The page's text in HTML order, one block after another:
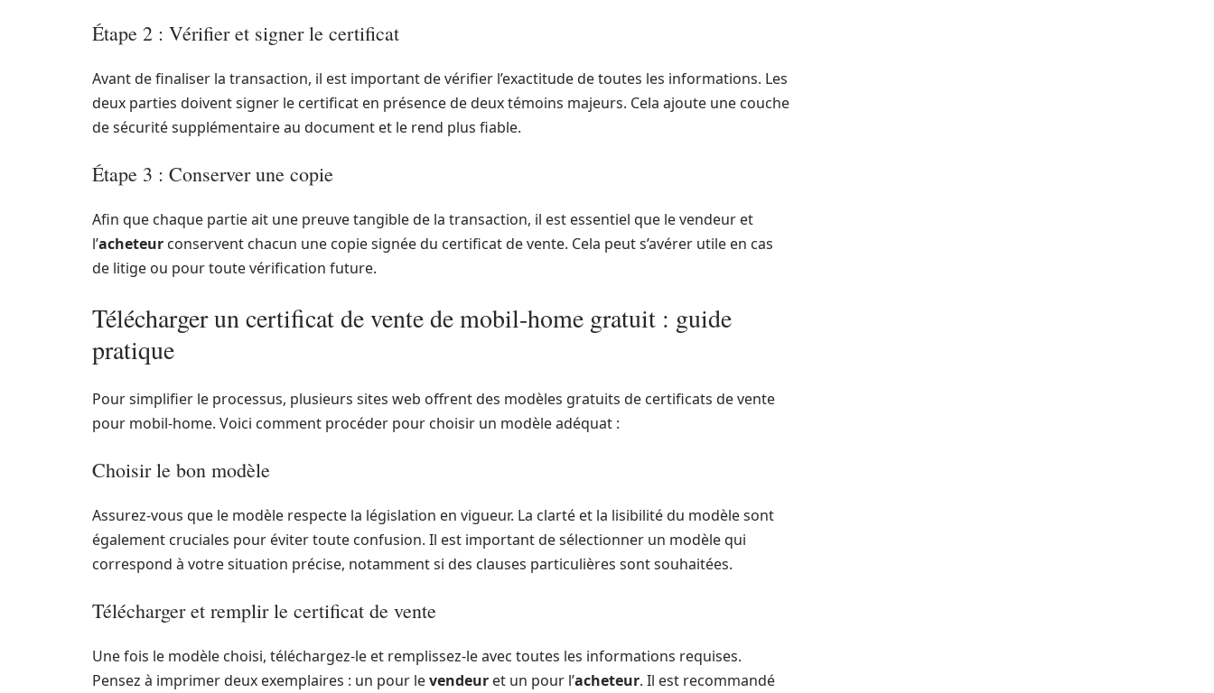
Étape 2 : Vérifier et signer le certificat
Avant de finaliser la transaction, il est important de vérifier l’exactitude de toutes les informations. Les
deux parties doivent signer le certificat en présence de deux témoins majeurs. Cela ajoute une couche
de sécurité supplémentaire au document et le rend plus fiable.
Étape 3 : Conserver une copie
Afin que chaque partie ait une preuve tangible de la transaction, il est essentiel que le vendeur et
l’acheteur conservent chacun une copie signée du certificat de vente. Cela peut s’avérer utile en cas
de litige ou pour toute vérification future.
Télécharger un certificat de vente de mobil-home gratuit : guide
pratique
Pour simplifier le processus, plusieurs sites web offrent des modèles gratuits de certificats de vente
pour mobil-home. Voici comment procéder pour choisir un modèle adéquat :
Choisir le bon modèle
Assurez-vous que le modèle respecte la législation en vigueur. La clarté et la lisibilité du modèle sont
également cruciales pour éviter toute confusion. Il est important de sélectionner un modèle qui
correspond à votre situation précise, notamment si des clauses particulières sont souhaitées.
Télécharger et remplir le certificat de vente
Une fois le modèle choisi, téléchargez-le et remplissez-le avec toutes les informations requises.
Pensez à imprimer deux exemplaires : un pour levendeur et un pour l’acheteur. Il est recommandé